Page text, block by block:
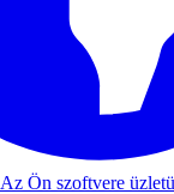
Az Ön szoftvere